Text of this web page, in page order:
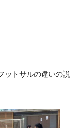
ットサルの違いの